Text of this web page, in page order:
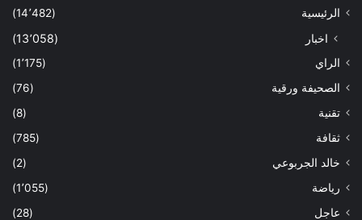
الرئيسية
(14٬482)
اخبار (13٬058)
الراي
(1٬175)
الصحيفة ورقية
(76)
تقنية
(8)
ثقافة
(785)
خالد الجربوعي
(2)
رياضة
(1٬055)
عاجل
(28)